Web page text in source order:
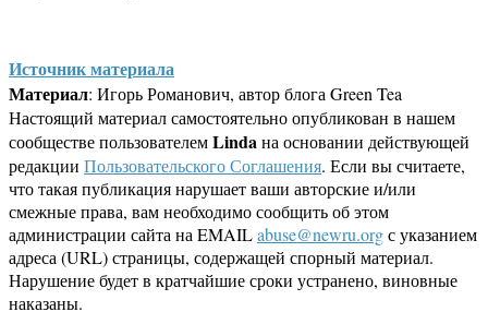
Источник материала
Материал: Игорь Романович, автор блога Green Tea
Настоящий материал самостоятельно опубликован в нашем
сообществе пользователемLindaна основании действующей
редакции Пользовательского Соглашения. Если вы считаете,
что такая публикация нарушает ваши авторские и/или
смежные права, вам необходимо сообщить об этом
администрации сайта на EMAILabuse@newru.orgс указанием
адреса (URL) страницы, содержащей спорный материал.
Нарушение будет в кратчайшие сроки устранено, виновные
наказаны.